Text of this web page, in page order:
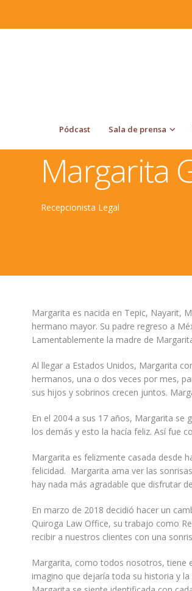
Pódcast Sala de prensa
Quiroga Law Office, PLLC
Margarita
Recepcionista Legal
Margarita es nacida en Tepic, Nayarit,
hermano mayor. Su padre regreso a
Lamentablemente la madre de
Al llegar a Estados Unidos, Margarita
hermanos, una o dos veces por mes,
sus hijos y sobrinos crecen juntos.
En el 2004 a sus 17 años, Margarita
los demás y esto la hacía feliz. Así fue
Margarita es felizmente casada desde
felicidad. Margarita ama ver las
hay nada más agradable que disfrutar
En marzo de 2018 decidió hacer un
Quiroga Law Office, su trabajo como
recibir a nuestros clientes con una
Margarita, como todos nosotros, tiene
imagino que dejaría toda su historia y